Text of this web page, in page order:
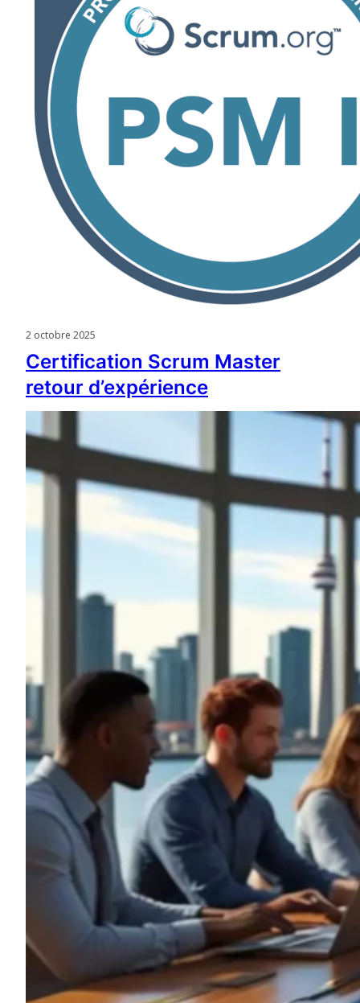
2 octobre 2025
Certification Scrum Master
retour d’expérience